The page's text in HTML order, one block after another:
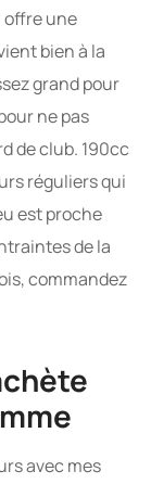
offre une
bien à la
grand pour
ne pas
de club. 190cc
réguliers qui
est proche
de la
commandez
avec mes